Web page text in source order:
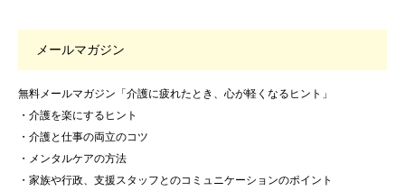
メールマガジン
無料メールマガジン「介護に疲れたとき、心が軽くなるヒント」
・介護を楽にするヒント
・介護と仕事の両立のコツ
・メンタルケアの方法
・家族や行政、支援スタッフとのコミュニケーションのポイント